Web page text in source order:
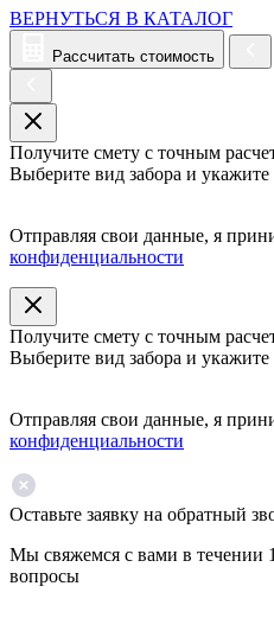
ВЕРНУТЬСЯ В КАТАЛОГ
Рассчитать стоимость
Получите смету с точным
Выберите вид забора и
Отправляя свои данные, я
конфиденциальности
Получите смету с точным
Выберите вид забора и
Отправляя свои данные, я
конфиденциальности
Оставьте заявку на обратный
Мы свяжемся с вами в течении
вопросы